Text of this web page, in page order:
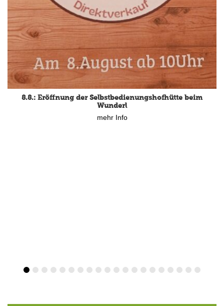
8.8.: Eröffnung der Selbstbedienungshofhütte beim
Wunderl
mehr Info